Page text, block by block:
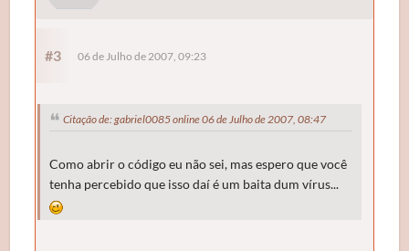
#3 06 de Julho de 2007, 09:23
Citação de: gabriel0085 online 06 de Julho de 2007, 08:47
Como abrir o código eu não sei, mas espero que você
tenha percebido que isso daí é um baita dum vírus...